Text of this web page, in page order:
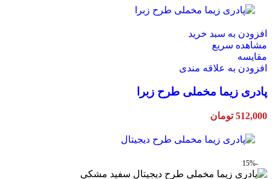
افزودن به سبد خرید
مشاهده سریع
مقایسه
افزودن به علاقه مندی
پادری زیما مخملی طرح زبرا
512,000 تومان
-15%